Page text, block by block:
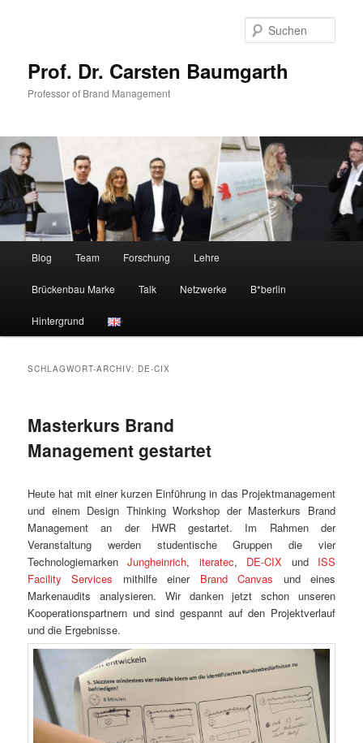
Prof. Dr. Carsten Baumgarth
Professor of Brand Management
Blog Team Forschung Lehre
Brückenbau Marke Talk Netzwerke B*berlin
Hintergrund
SCHLAGWORT-ARCHIV: DE-CIX
Masterkurs Brand
Management gestartet
Heute hat mit einer kurzen Einführung in das Projektmanagement
und einem Design Thinking Workshop der Masterkurs Brand
Management an der HWR gestartet. Im Rahmen der
Veranstaltung werden studentische Gruppen die vier
TechnologiemarkenJungheinrich, iteratec, DE-CIX und ISS
Facility Services mithilfe einer Brand Canvas und eines
Markenaudits analysieren. Wir danken jetzt schon unseren
Kooperationspartnern und sind gespannt auf den Projektverlauf
und die Ergebnisse.